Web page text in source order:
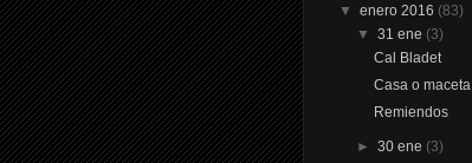
▼enero 2016 (83)
▼ 31 ene (3)
Cal Bladet
Casa o maceta
Remiendos
► 30 ene (3)